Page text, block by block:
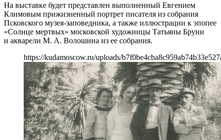
На выставке будет представлен выполненный Евгением
Климовым прижизненный портрет писателя из собрания
Псковского музея-заповедника, а также иллюстрации к эпопее
«Солнце мертвых» московской художницы Татьяны Бруни
и акварели М. А. Волошина из ее собрания.
https://kudamoscow.ru/uploads/